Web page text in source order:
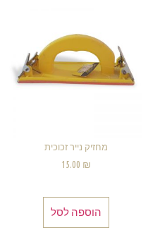
מחזיק נייר זכוכית
15.00 ₪
הוספה לסל